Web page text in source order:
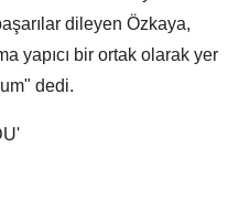
dileyen Özkaya,
yapıcı bir ortak olarak yer
dedi.